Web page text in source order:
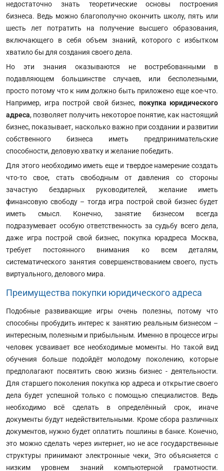
недостаточно знать теоретические основы построения
бизнеса. Ведь можно благополучно окончить школу, пять или
шесть лет потратить на получение высшего образования,
включающего в себя объем знаний, которого с избытком
хватило бы для создания своего дела.
Но эти знания оказываются не востребованными в
подавляющем большинстве случаев, или бесполезными,
просто потому что к ним должно быть приложено еще кое-что.
Например, игра построй свой бизнес, покупка юридического
адреса, позволяет получить некоторое понятие, как настоящий
бизнес, показывает, насколько важно при создании и развитии
собственного бизнеса иметь предпринимательские
способности, деловую хватку и желание победить.
Для этого необходимо иметь еще и твердое намерение создать
что-то свое, стать свободным от давления со стороны
зачастую бездарных руководителей, желание иметь
финансовую свободу – тогда игра построй свой бизнес будет
иметь смысл. Конечно, занятие бизнесом всегда
подразумевает особую ответственность за судьбу всего дела,
даже игра построй свой бизнес, покупка юрадреса Москва,
требует постоянного внимания ко всем деталям,
систематического занятия совершенствованием своего, пусть
виртуального, делового мира.
Преимущества покупки юридического адреса
Подобные развивающие игры очень полезны, потому что
способны пробудить интерес к занятию реальным бизнесом –
интересным, полезным и прибыльным. Именно в процессе игры
человек усваивает все необходимые моменты. Но такой вид
обучения больше подойдёт молодому поколению, которые
предполагают посвятить свою жизнь бизнес - деятельности.
Для старшего поколения покупка юр адреса и открытие своего
дела будет успешной только с помощью специалистов. Ведь
необходимо всё сделать в определённый срок, иначе
документы будут недействительными. Кроме сбора различных
документов, нужно будет оплатить пошлины в банке. Конечно,
это можно сделать через интернет, но не асе государственные
структуры принимают электронные чеки. Это объясняется с
низким уровнем знаний компьютерной грамотности.